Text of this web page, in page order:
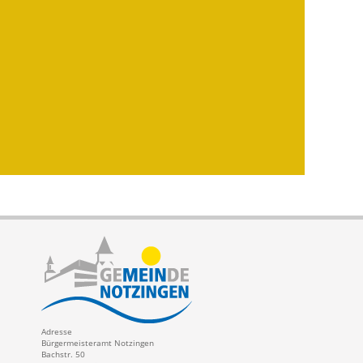
Adresse
Bürgermeisteramt Notzingen
Bachstr. 50